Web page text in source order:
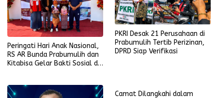
Peringati Hari Anak Nasional,
RS AR Bunda Prabumulih dan
Kitabisa Gelar Bakti Sosial di
PKRI Desak 21 Perusahaan di
Prabumulih Tertib Perizinan,
DPRD Siap Verifikasi
Camat Dilangkahi dalam